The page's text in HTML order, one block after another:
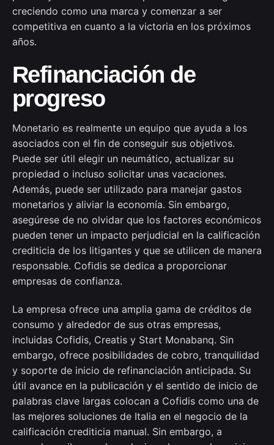
creciendo como una marca y comenzar a ser
competitiva en cuanto a la victoria en los próximos
años.
Refinanciación de
progreso
Monetario es realmente un equipo que ayuda a los
asociados con el fin de conseguir sus objetivos.
Puede ser útil elegir un neumático, actualizar su
propiedad o incluso solicitar unas vacaciones.
Además, puede ser utilizado para manejar gastos
monetarios y aliviar la economía. Sin embargo,
asegúrese de no olvidar que los factores económicos
pueden tener un impacto perjudicial en la calificación
crediticia de los litigantes y que se utilicen de manera
responsable. Cofidis se dedica a proporcionar
empresas de confianza.
La empresa ofrece una amplia gama de créditos de
consumo y alrededor de sus otras empresas,
incluidas Cofidis, Creatis y Start Monabanq. Sin
embargo, ofrece posibilidades de cobro, tranquilidad
y soporte de inicio de refinanciación anticipada. Su
útil avance en la publicación y el sentido de inicio de
palabras clave largas colocan a Cofidis como una de
las mejores soluciones de Italia en el negocio de la
calificación crediticia manual. Sin embargo, a